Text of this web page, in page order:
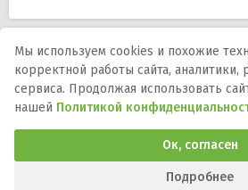
Мы в соцсетях:
DMCA Правообладателям
конфиденциальности
Программы и игры для телефона,
APK-файлы, описания, версии,
Мы используем cookies и похожие
корректной работы сайта,
сервиса. Продолжая использовать
нашей Политикой
Ок, согласен
Подробнее